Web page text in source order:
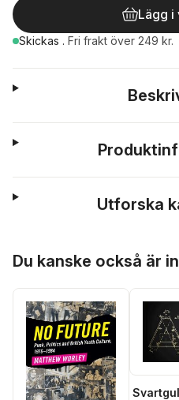
Lägg i
Skickas . Fri frakt över 249 kr.
Utforska
Du kanske också är